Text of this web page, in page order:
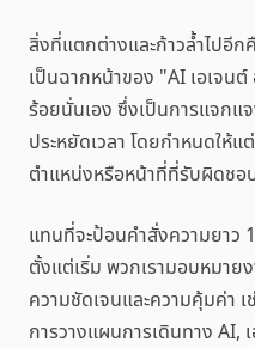
สิ่งที่แตกต่างและก้าวล้ำไปอี
เป็นฉากหน้าของ "AI เอเจ
ร้อยนั่นเอง ซึ่งเป็นการแจกแ
ประหยัดเวลา โดยกำหนดให้
ตำแหน่งหรือหน้าที่ที่รับผิดชอ
แทนที่จะป้อนคำสั่งความยาว
ตั้งแต่เริ่ม พวกเรามอบหมาย
ความชัดเจนและความคุ้มค่า
การวางแผนการเดินทาง